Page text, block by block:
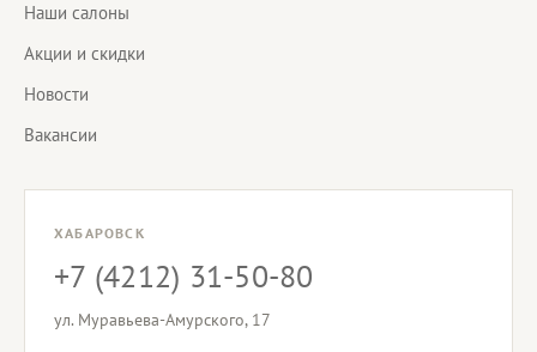
Наши салоны
Акции и скидки
Новости
Вакансии
ХАБАРОВСК
+7 (4212) 31-50-80
ул. Муравьева-Амурского, 17